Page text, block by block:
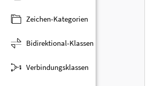
Zeichen-Kategorien
Bidirektional-Klassen
Verbindungsklassen